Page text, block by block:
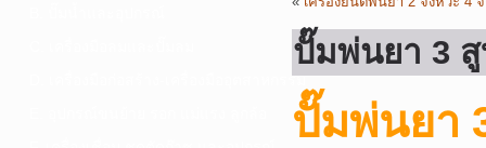
D. เครื่องมือก่อสร้าง-เครื่องมืออุตสาหกรรม
ปั๊มพ่นยา 3 สู
ปั๊มพ่นยา